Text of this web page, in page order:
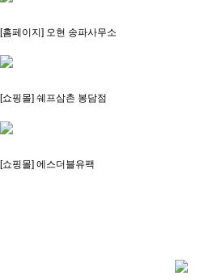
[홈페이지] 오현 송파사무소
[쇼핑몰] 쉐프삼촌 봉담점
[쇼핑몰] 에스더블유팩